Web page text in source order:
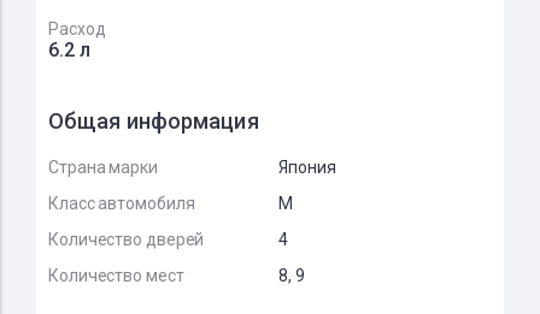
Расход
6.2 л
Общая информация
Страна марки
Япония
Класс автомобиля
M
Количество дверей
4
Количество мест
8, 9